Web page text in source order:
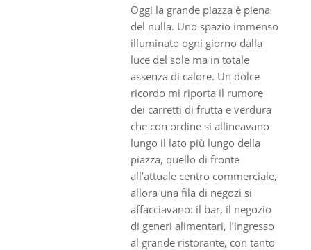
Oggi la grande piazza è piena
del nulla. Uno spazio immenso
illuminato ogni giorno dalla
luce del sole ma in totale
assenza di calore. Un dolce
ricordo mi riporta il rumore
dei carretti di frutta e verdura
che con ordine si allineavano
lungo il lato più lungo della
piazza, quello di fronte
all’attuale centro commerciale,
allora una fila di negozi si
affacciavano: il bar, il negozio
di generi alimentari, l’ingresso
al grande ristorante, con tanto